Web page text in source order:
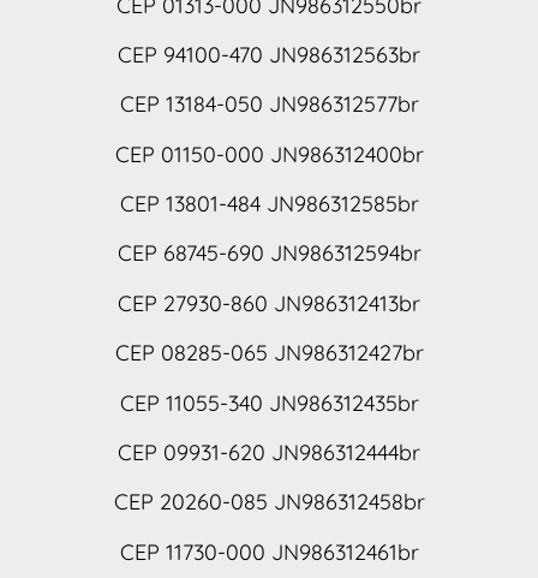
CEP 94100-470 JN986312563br
CEP 13184-050 JN986312577br
CEP 01150-000 JN986312400br
CEP 13801-484 JN986312585br
CEP 68745-690 JN986312594br
CEP 27930-860 JN986312413br
CEP 08285-065 JN986312427br
CEP 11055-340 JN986312435br
CEP 09931-620 JN986312444br
CEP 20260-085 JN986312458br
CEP 11730-000 JN986312461br